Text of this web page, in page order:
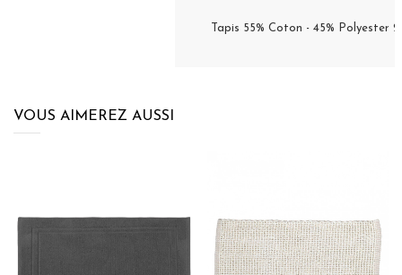
Tapis 55% Coton - 45% Polyester
VOUS AIMEREZ AUSSI